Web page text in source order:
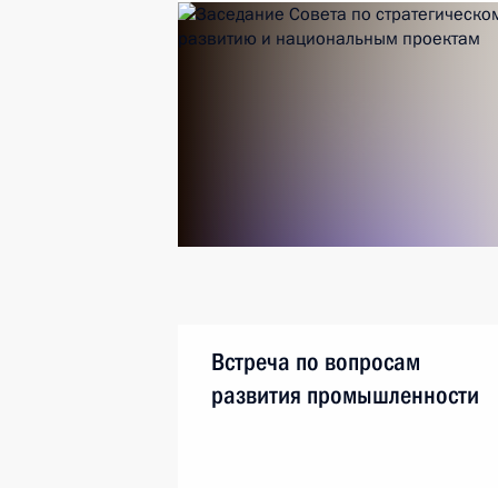
Встреча по вопросам
развития промышленности